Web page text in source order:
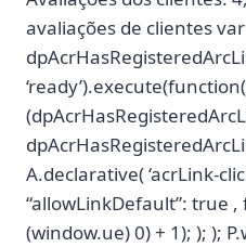
avaliações de clientes var
A.declarative( ‘acrLink-
“allowLinkDefault”: true
(window.ue) 0) + 1); ); );